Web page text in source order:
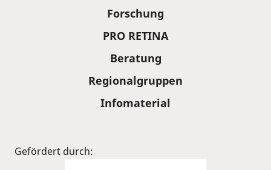
Forschung
PRO RETINA
Beratung
Regionalgruppen
Infomaterial
Gefördert durch: